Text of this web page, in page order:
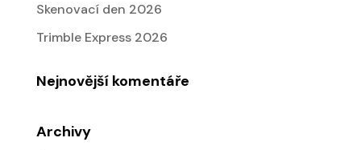
Skenovací den 2026
Trimble Express 2026
Nejnovější komentáře
Archivy